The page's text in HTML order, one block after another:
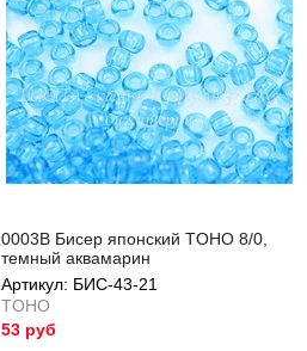
0003B Бисер японский TOHO 8/0,
темный аквамарин
Артикул: БИС-43-21
TOHO
53 руб